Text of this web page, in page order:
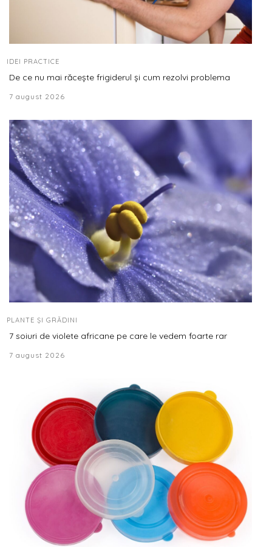
IDEI PRACTICE
De ce nu mai răcește frigiderul și cum rezolvi problema
7 august 2026
PLANTE ȘI GRĂDINI
7 soiuri de violete africane pe care le vedem foarte rar
7 august 2026